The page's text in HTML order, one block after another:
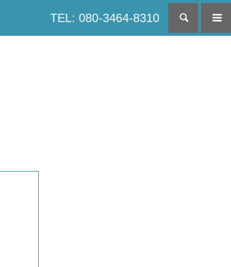
TEL: 080-3464-8310 検索